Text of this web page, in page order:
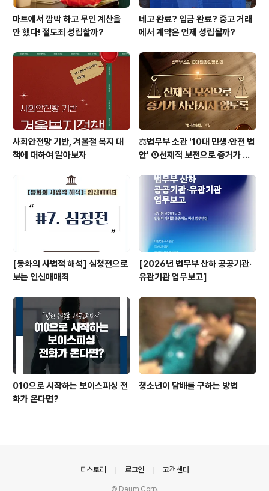
마트에서 깜박 하고 무인 계산을
안 했다! 절도죄 성립할까?
네고 완료? 입금 완료? 중고 거래
에서 계약은 언제 성립될까?
사회안전망 기반, 겨울철 복지 대
책에 대하여 알아보자
⚖️법무부 소관 '10대 민생·안전 법
안' ⑥선제적 보전으로 증거가 사
[동화의 사법적 해석] 심청전으로
보는 인신매매죄
[2026년 법무부 산하 공공기관·
유관기관 업무보고]
010으로 시작하는 보이스피싱 전
화가 온다면?
청소년이 담배를 구하는 방법
티스토리 로그인 고객센터